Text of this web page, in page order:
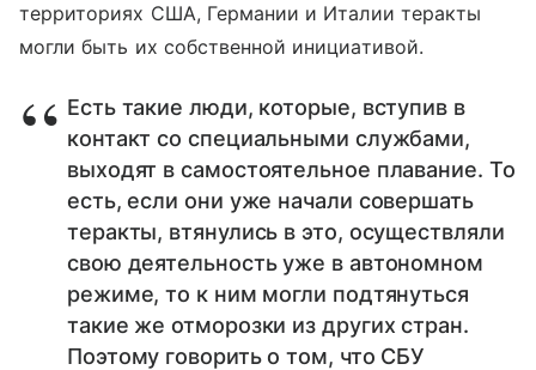
территориях США, Германии и Италии теракты
могли быть их собственной инициативой.
Есть такие люди, которые, вступив в
контакт со специальными службами,
выходят в самостоятельное плавание. То
есть, если они уже начали совершать
теракты, втянулись в это, осуществляли
свою деятельность уже в автономном
режиме, то к ним могли подтянуться
такие же отморозки из других стран.
Поэтому говорить о том, что СБУ